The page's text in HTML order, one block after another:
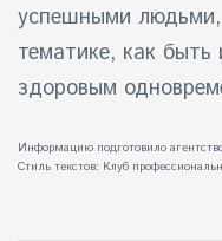
успешными людьми,
тематике, как
здоровым
Информацию подготовило
Стиль текстов: Клуб